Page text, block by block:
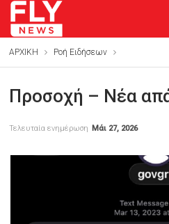
ΑΡΧΙΚΗ Ροή Ειδήσεων
Προσοχή – Νέα
Τελευταία ενημέρωση Μάι 27, 2026